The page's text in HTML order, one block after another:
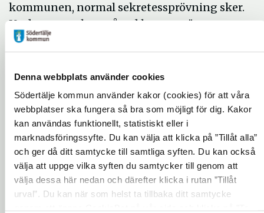
Denna webbplats använder cookies
Södertälje kommun använder kakor (cookies) för att våra
webbplatser ska fungera så bra som möjligt för dig. Kakor
kan användas funktionellt, statistiskt eller i
marknadsföringssyfte. Du kan välja att klicka på ”Tillåt alla”
och ger då ditt samtycke till samtliga syften. Du kan också
välja att uppge vilka syften du samtycker till genom att
välja dessa här nedan och därefter klicka i rutan ”Tillåt
urval”. Du kan när som helst ta tillbaka ditt samtycke
kommunen, normal sekretessprövning sker.
Under november månad lanseras även en e-
tjänst som ska förenkla denna begäran.
att kvaliteten på inkomna förfrågningar blir
högre och kostnader/arbetstid för utlämning
av uppgifter blir lägre. Utöver det ökar
tillgängligheten och transparensen
gentemot våra medborgare.
Stora delar av publiceringen sker
automatiserat genom att
kommunensintegrationstjänst hämtar